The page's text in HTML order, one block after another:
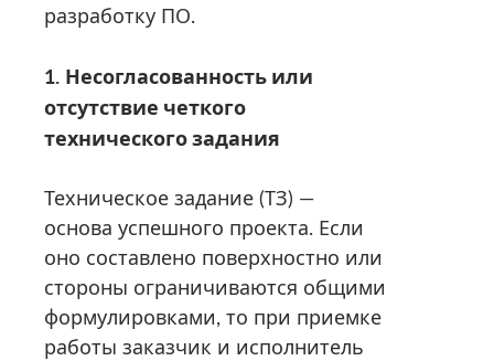
разработку ПО.
1. Несогласованность или
отсутствие четкого
технического задания
Техническое задание (ТЗ) —
основа успешного проекта. Если
оно составлено поверхностно или
стороны ограничиваются общими
формулировками, то при приемке
работы заказчик и исполнитель